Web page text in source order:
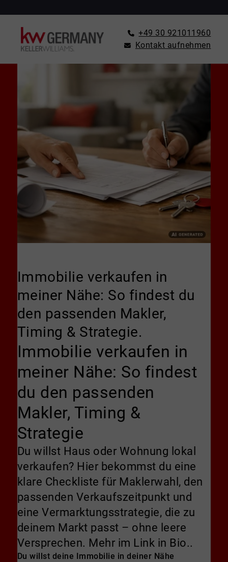
+49 30 921011960
Kontakt aufnehmen
Immobilie verkaufen in
meiner Nähe: So findest du
den passenden Makler,
Timing & Strategie.
Immobilie verkaufen in
meiner Nähe: So findest
du den passenden
Makler, Timing &
Strategie
Du willst Haus oder Wohnung lokal
verkaufen? Hier bekommst du eine
klare Checkliste für Maklerwahl, den
passenden Verkaufszeitpunkt und
eine Vermarktungsstrategie, die zu
deinem Markt passt – ohne leere
Versprechen. Mehr im Link in Bio..
Du willst deine Immobilie in deiner Nähe